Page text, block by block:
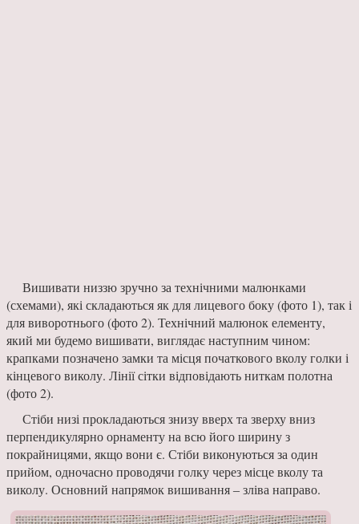
Вишивати низзю зручно за технічними малюнками
(схемами), які складаються як для лицевого боку (фото 1), так і
для виворотнього (фото 2). Технічний малюнок елементу,
який ми будемо вишивати, виглядає наступним чином:
крапками позначено замки та місця початкового вколу голки і
кінцевого виколу. Лінії сітки відповідають ниткам полотна
(фото 2).
Стіби низі прокладаються знизу вверх та зверху вниз
перпендикулярно орнаменту на всю його ширину з
покрайницями, якщо вони є. Стіби виконуються за один
прийом, одночасно проводячи голку через місце вколу та
виколу. Основний напрямок вишивання ‒ зліва направо.